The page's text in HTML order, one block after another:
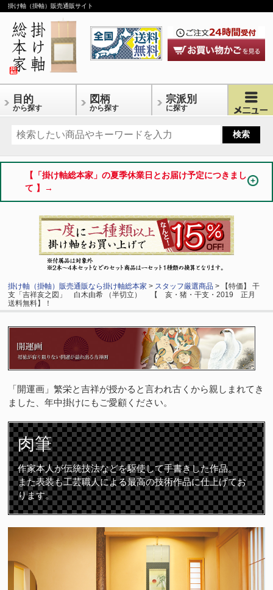
掛け軸（掛軸）販売通販サイト
目的
から探す
図柄
から探す
宗派別
に探す
【「掛け軸総本家」の夏季休業日とお届け予定につきまし
て 】→
掛け軸（掛軸）販売通販なら掛け軸総本家 > スタッフ厳選商品 > 【特価】 干
支「吉祥亥之図」 白木由希 （半切立） 【 亥・猪・干支・2019 正月
送料無料】！
「開運画」繁栄と吉祥が授かると言われ古くから親しまれてき
ました、年中掛けにもご愛顧ください。
肉筆
作家本人が伝統技法などを駆使して手書きした作品。
また表装も工芸職人による最高の技術作品に仕上げてお
ります。